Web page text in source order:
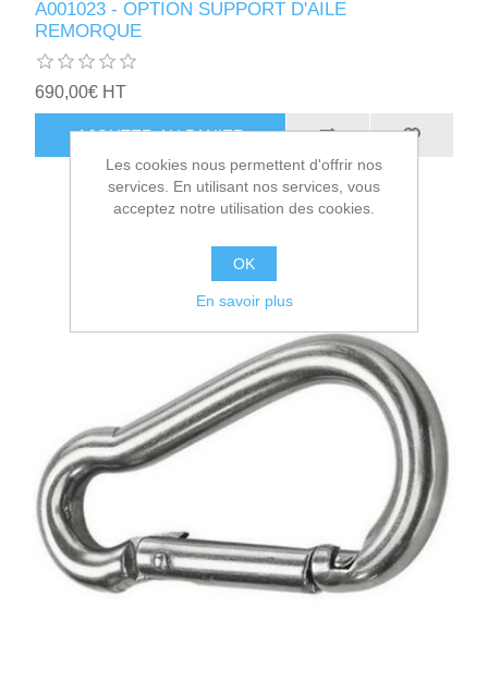
A001023 - OPTION SUPPORT D'AILE
REMORQUE
690,00€ HT
AJOUTER AU PANIER
Les cookies nous permettent d'offrir nos
services. En utilisant nos services, vous
acceptez notre utilisation des cookies.
OK
En savoir plus